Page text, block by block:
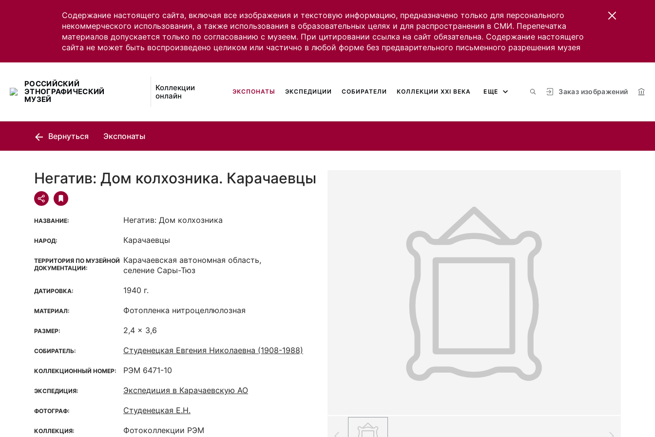
Содержание настоящего сайта, включая все изображения и текстовую информацию, предназначено только для персонального
некоммерческого использования, а также использования в образовательных целях и для распространения в СМИ. Перепечатка
материалов допускается только по согласованию с музеем. При цитировании ссылка на сайт обязательна. Содержание настоящего
сайта не может быть воспроизведено целиком или частично в любой форме без предварительного письменного разрешения музея
РОССИЙСКИЙ
ЭТНОГРАФИЧЕСКИЙ
МУЗЕЙ
Коллекции
онлайн
Заказ изображений
ЭКСПОНАТЫ ЭКСПЕДИЦИИ СОБИРАТЕЛИ КОЛЛЕКЦИИ XXI ВЕКА ЕЩЕ
Вернуться Экспонаты
Негатив: Дом колхозника. Карачаевцы
НАЗВАНИЕ: Негатив: Дом колхозника
НАРОД: Карачаевцы
ТЕРРИТОРИЯ ПО МУЗЕЙНОЙ
ДОКУМЕНТАЦИИ:
Карачаевская автономная область,
селение Сары-Тюз
ДАТИРОВКА: 1940 г.
МАТЕРИАЛ: Фотопленка нитроцеллюлозная
РАЗМЕР: 2,4 x 3,6
СОБИРАТЕЛЬ: Студенецкая Евгения Николаевна (1908-1988)
КОЛЛЕКЦИОННЫЙ НОМЕР: РЭМ 6471-10
ЭКСПЕДИЦИЯ: Экспедиция в Карачаевскую АО
ФОТОГРАФ: Студенецкая Е.Н.
КОЛЛЕКЦИЯ: Фотоколлекции РЭМ